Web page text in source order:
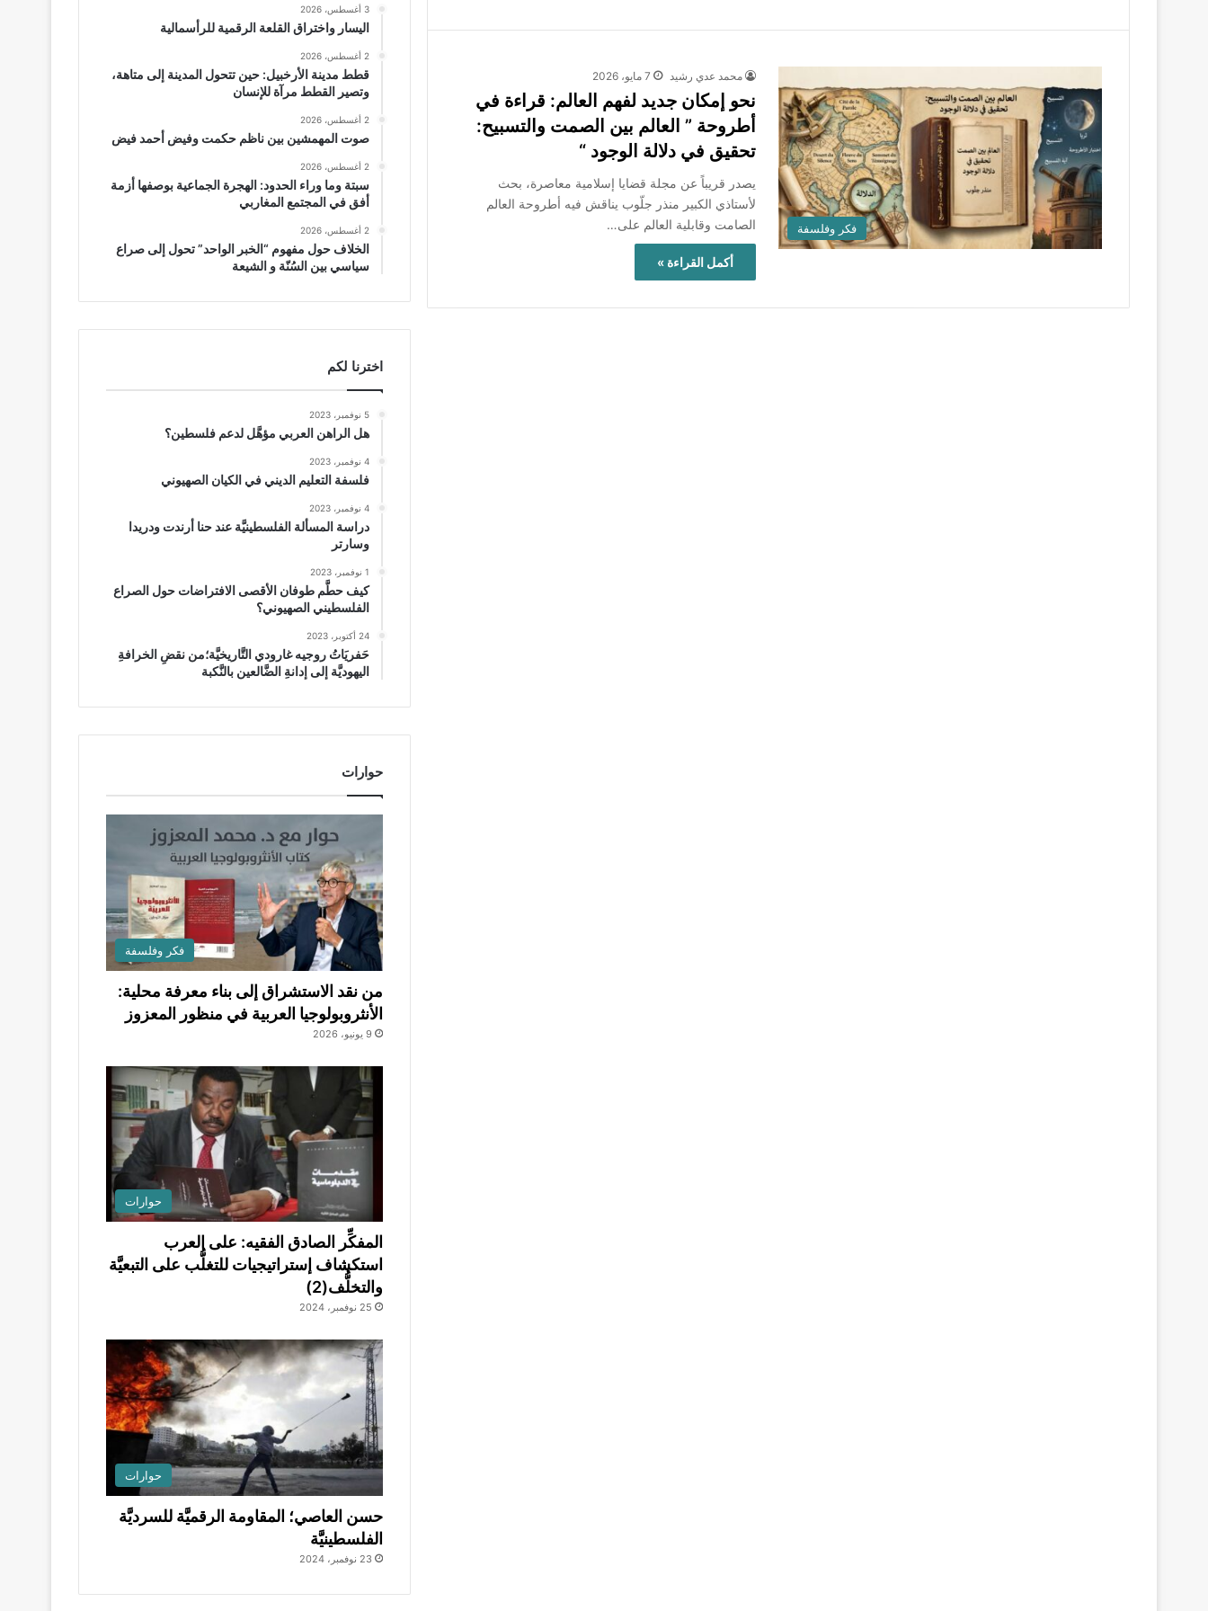
فكر وفلسفة
محمد عدي رشيد 7 مايو، 2026
نحو إمكان جديد لفهم العالم: قراءة في
أطروحة ” العالم بين الصمت والتسبيح:
تحقيق في دلالة الوجود “
يصدر قريباً عن مجلة قضايا إسلامية معاصرة، بحث
لأستاذي الكبير منذر جلّوب يناقش فيه أطروحة العالم
الصامت وقابلية العالم على…
أكمل القراءة »
3 أغسطس، 2026
اليسار واختراق القلعة الرقمية للرأسمالية
2 أغسطس، 2026
قطط مدينة الأرخبيل: حين تتحول المدينة إلى متاهة،
وتصير القطط مرآة للإنسان
2 أغسطس، 2026
صوت المهمشين بين ناظم حكمت وفيض أحمد فيض
2 أغسطس، 2026
سبتة وما وراء الحدود: الهجرة الجماعية بوصفها أزمة
أفق في المجتمع المغاربي
2 أغسطس، 2026
الخلاف حول مفهوم “الخبر الواحد” تحول إلى صراع
سياسي بين السُنّة و الشيعة
اخترنا لكم
5 نوفمبر، 2023
هل الراهن العربي مؤهَّل لدعم فلسطين؟
4 نوفمبر، 2023
فلسفة التعليم الديني في الكيان الصهيوني
4 نوفمبر، 2023
دراسة المسألة الفلسطينيَّة عند حنا أرندت ودريدا
وسارتر
1 نوفمبر، 2023
كيف حطَّم طوفان الأقصى الافتراضات حول الصراع
الفلسطيني الصهيوني؟
24 أكتوبر، 2023
حَفريَاتُ روجيه غارودي التَّاريخيَّة؛من نقضِ الخرافةِ
اليهوديَّة إلى إدانةِ الضَّالعين بالنَّكبة
حوارات
فكر وفلسفة
من نقد الاستشراق إلى بناء معرفة محلية:
الأنثروبولوجيا العربية في منظور المعزوز
9 يونيو، 2026
حوارات
المفكِّر الصادق الفقيه: على العرب
استكشاف إستراتيجيات للتغلُّب على التبعيَّة
والتخلُّف(2)
25 نوفمبر، 2024
حوارات
حسن العاصي؛ المقاومة الرقميَّة للسرديَّة
الفلسطينيَّة
23 نوفمبر، 2024